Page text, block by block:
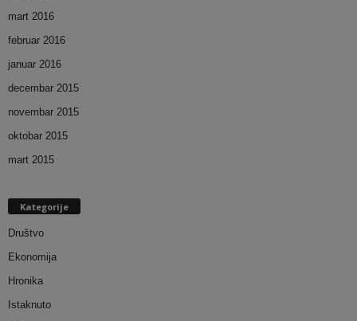
mart 2016
februar 2016
januar 2016
decembar 2015
novembar 2015
oktobar 2015
mart 2015
Kategorije
Društvo
Ekonomija
Hronika
Istaknuto